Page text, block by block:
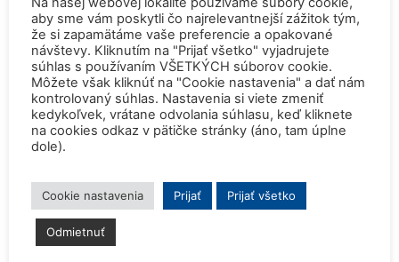
Konferencia QEM 2026
Rekordne nízka hladina Dunaja vynútili
odstavenie JE Paks a JE Cernavoda
Dve britské atómky zostanú v
aby sme vám poskytli čo najrelevantnejší zážitok tým,
že si zapamätáme vaše preferencie a opakované
návštevy. Kliknutím na "Prijať všetko" vyjadrujete
súhlas s používaním VŠETKÝCH súborov cookie.
Môžete však kliknúť na "Cookie nastavenia" a dať nám
kontrolovaný súhlas. Nastavenia si viete zmeniť
kedykoľvek, vrátane odvolania súhlasu, keď kliknete
na cookies odkaz v pätičke stránky (áno, tam úplne
dole).
Cookie nastavenia Prijať Prijať všetko
Odmietnuť